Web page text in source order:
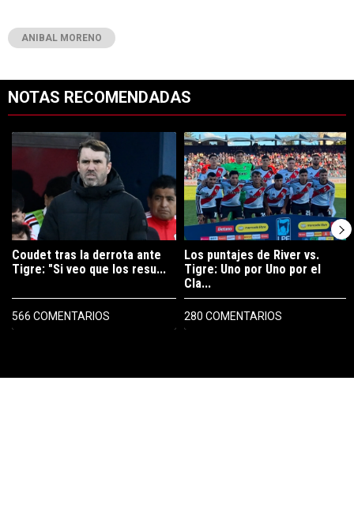
ANIBAL MORENO
NOTAS RECOMENDADAS
Un artículo de tendencia con el título "Coudet tras la derrota ante
Coudet tras la derrota ante
Tigre: "Si veo que los resu...
566 COMENTARIOS
Un artículo de tendencia con el
Los puntajes de River vs.
Tigre: Uno por Uno por el
Cla...
280 COMENTARIOS